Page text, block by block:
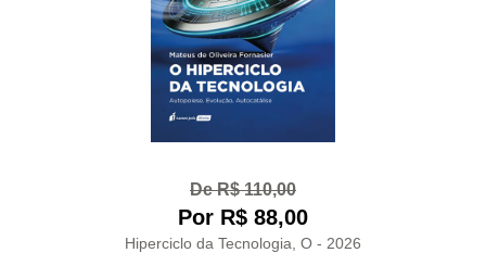
De R$ 110,00
Por R$ 88,00
Hiperciclo da Tecnologia, O - 2026